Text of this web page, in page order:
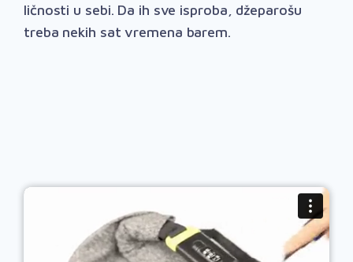
ličnosti u sebi. Da ih sve isproba, džeparošu
treba nekih sat vremena barem.